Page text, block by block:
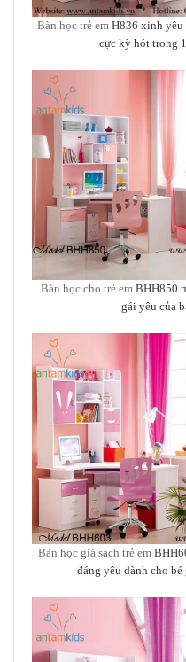
Bàn học trẻ em H836 xinh yêu
cực kỳ hót trong
Bàn học cho trẻ emBHH850
gái yêu của
Bàn học giá sách trẻ em
đáng yêu dành cho bé